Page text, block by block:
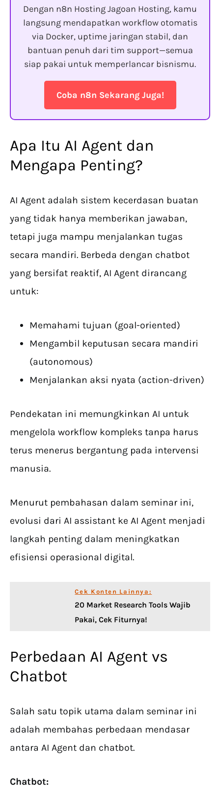
Dengan n8n Hosting Jagoan Hosting, kamu
langsung mendapatkan workflow otomatis
via Docker, uptime jaringan stabil, dan
bantuan penuh dari tim support—semua
siap pakai untuk memperlancar bisnismu.
Coba n8n Sekarang Juga!
Apa Itu AI Agent dan
Mengapa Penting?
AI Agent adalah sistem kecerdasan buatan
yang tidak hanya memberikan jawaban,
tetapi juga mampu menjalankan tugas
secara mandiri. Berbeda dengan chatbot
yang bersifat reaktif, AI Agent dirancang
untuk:
Memahami tujuan (goal-oriented)
Mengambil keputusan secara mandiri
(autonomous)
Menjalankan aksi nyata (action-driven)
Pendekatan ini memungkinkan AI untuk
mengelola workflow kompleks tanpa harus
terus menerus bergantung pada intervensi
manusia.
Menurut pembahasan dalam seminar ini,
evolusi dari AI assistant ke AI Agent menjadi
langkah penting dalam meningkatkan
efisiensi operasional digital.
Cek Konten Lainnya:
20 Market Research Tools Wajib
Pakai, Cek Fiturnya!
Perbedaan AI Agent vs
Chatbot
Salah satu topik utama dalam seminar ini
adalah membahas perbedaan mendasar
antara AI Agent dan chatbot.
Chatbot: